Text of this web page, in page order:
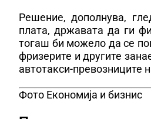
Решение, дополнува,
плата, државата да ги
тогаш би можело да се
фризерите и другите
автотакси-превозниците
Фото Економија и бизнис